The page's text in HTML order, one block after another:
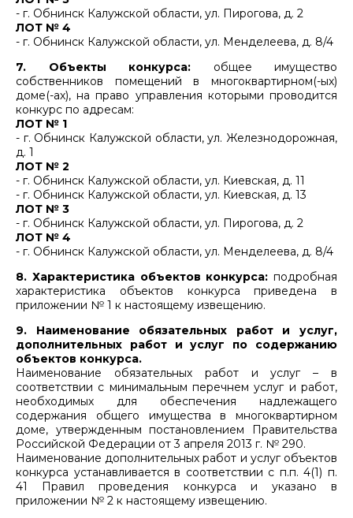
- г. Обнинск Калужской области, ул. Пирогова, д. 2
ЛОТ № 4
- г. Обнинск Калужской области, ул. Менделеева, д. 8/4
7. Объекты конкурса: общее имущество
собственников помещений в многоквартирном(-ых)
доме(-ах), на право управления которыми проводится
конкурс по адресам:
ЛОТ № 1
- г. Обнинск Калужской области, ул. Железнодорожная,
д. 1
ЛОТ № 2
- г. Обнинск Калужской области, ул. Киевская, д. 11
- г. Обнинск Калужской области, ул. Киевская, д. 13
ЛОТ № 3
- г. Обнинск Калужской области, ул. Пирогова, д. 2
ЛОТ № 4
- г. Обнинск Калужской области, ул. Менделеева, д. 8/4
8. Характеристика объектов конкурса: подробная
характеристика объектов конкурса приведена в
приложении № 1 к настоящему извещению.
9. Наименование обязательных работ и услуг,
дополнительных работ и услуг по содержанию
объектов конкурса.
Наименование обязательных работ и услуг – в
соответствии с минимальным перечнем услуг и работ,
необходимых для обеспечения надлежащего
содержания общего имущества в многоквартирном
доме, утвержденным постановлением Правительства
Российской Федерации от 3 апреля 2013 г. № 290.
Наименование дополнительных работ и услуг объектов
конкурса устанавливается в соответствии с п.п. 4(1) п.
41 Правил проведения конкурса и указано в
приложении № 2 к настоящему извещению.